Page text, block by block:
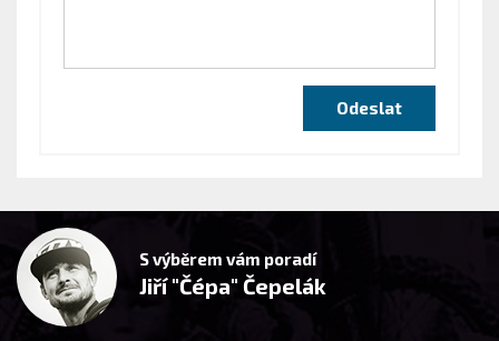
S výběrem vám poradí
Jiří "Čépa" Čepelák